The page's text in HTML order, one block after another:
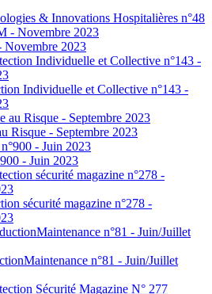
& Innovations Hospitalières n°48
Novembre 2023
Individuelle et Collective n°143 -
Risque - Septembre 2023
- Juin 2023
sécurité magazine n°278 -
n°81 - Juin/Juillet